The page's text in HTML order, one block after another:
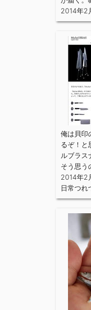
2014年2
俺は貝印
るぞ！と
ルブラス
そう思う
2014年2
日常つれ